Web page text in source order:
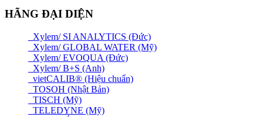
HÃNG ĐẠI DIỆN
Xylem/ SI ANALYTICS (Đức)
Xylem/ GLOBAL WATER (Mỹ)
Xylem/ EVOQUA (Đức)
Xylem/ B+S (Anh)
vietCALIB® (Hiệu chuẩn)
TOSOH (Nhật Bản)
TISCH (Mỹ)
TELEDYNE (Mỹ)